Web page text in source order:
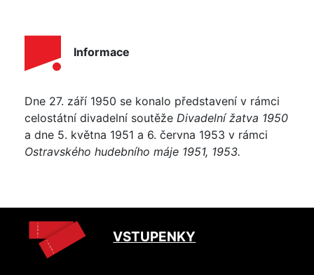
Informace
Dne 27. září 1950 se konalo představení v rámci
celostátní divadelní soutěže Divadelní žatva 1950
a dne 5. května 1951 a 6. června 1953 v rámci
Ostravského hudebního máje 1951, 1953.
VSTUPENKY